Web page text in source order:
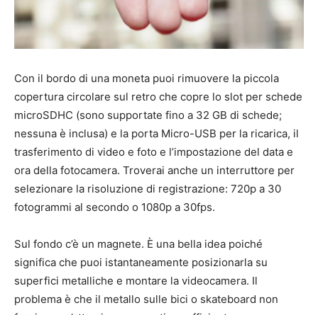
Con il bordo di una moneta puoi rimuovere la piccola
copertura circolare sul retro che copre lo slot per schede
microSDHC (sono supportate fino a 32 GB di schede;
nessuna è inclusa) e la porta Micro-USB per la ricarica, il
trasferimento di video e foto e l’impostazione del data e
ora della fotocamera. Troverai anche un interruttore per
selezionare la risoluzione di registrazione: 720p a 30
fotogrammi al secondo o 1080p a 30fps.
Sul fondo c’è un magnete. È una bella idea poiché
significa che puoi istantaneamente posizionarla su
superfici metalliche e montare la videocamera. Il
problema è che il metallo sulle bici o skateboard non